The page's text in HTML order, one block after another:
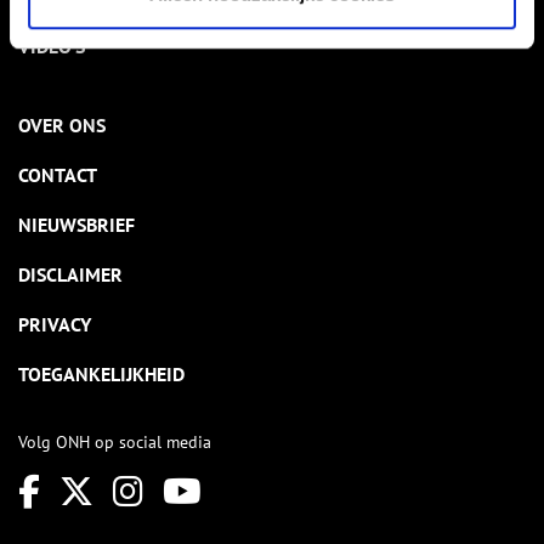
VIDEO’S
OVER ONS
CONTACT
NIEUWSBRIEF
DISCLAIMER
PRIVACY
TOEGANKELIJKHEID
Volg ONH op social media